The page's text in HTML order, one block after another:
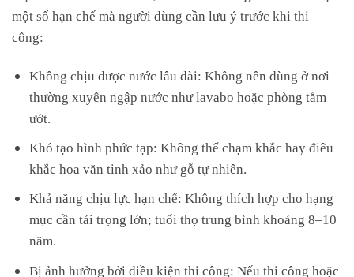
một số hạn chế mà người dùng cần lưu ý trước khi thi
công:
Không chịu được nước lâu dài: Không nên dùng ở nơi
thường xuyên ngập nước như lavabo hoặc phòng tắm
ướt.
Khó tạo hình phức tạp: Không thể chạm khắc hay điêu
khắc hoa văn tinh xảo như gỗ tự nhiên.
Khả năng chịu lực hạn chế: Không thích hợp cho hạng
mục cần tải trọng lớn; tuổi thọ trung bình khoảng 8–10
năm.
Bị ảnh hưởng bởi điều kiện thi công: Nếu thi công hoặc